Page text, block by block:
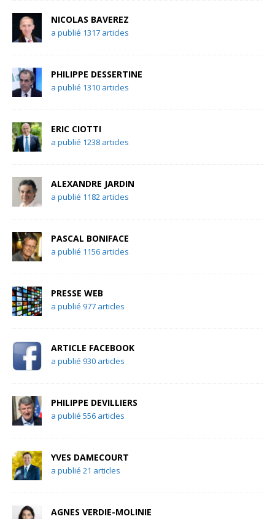
NICOLAS BAVEREZ
a publié 1317 articles
PHILIPPE DESSERTINE
a publié 1310 articles
ERIC CIOTTI
a publié 1238 articles
ALEXANDRE JARDIN
a publié 1182 articles
PASCAL BONIFACE
a publié 1156 articles
PRESSE WEB
a publié 977 articles
ARTICLE FACEBOOK
a publié 930 articles
PHILIPPE DEVILLIERS
a publié 556 articles
YVES DAMECOURT
a publié 21 articles
AGNES VERDIE-MOLINIE